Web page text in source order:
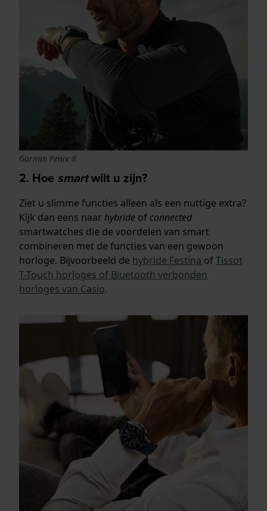
Garmin Fenix 8
2. Hoe smartwilt u zijn?
Ziet u slimme functies alleen als een nuttige extra?
Kijk dan eens naar hybride of connected
smartwatches die de voordelen van smart
combineren met de functies van een gewoon
horloge. Bijvoorbeeld de hybride Festina ofTissot
T-Touch horloges of Bluetooth verbonden
horloges van Casio.